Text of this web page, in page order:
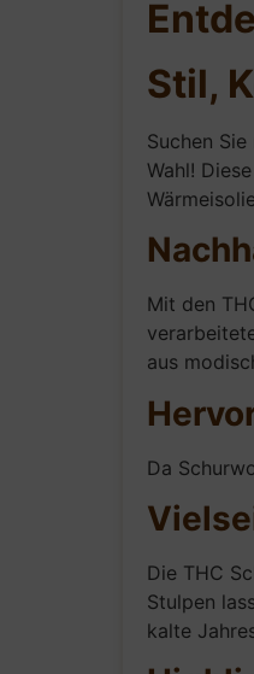
Stil,
Suchen
Wahl!
Mit den
aus
Da
Die THC
Stulpen
kalte